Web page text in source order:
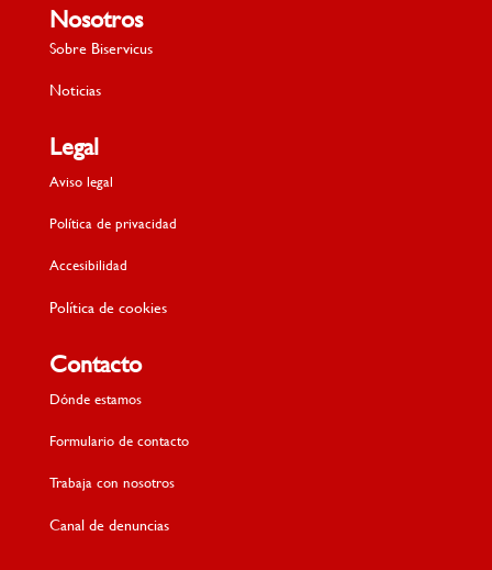
Nosotros
Sobre Biservicus
Noticias
Legal
Aviso legal
Política de privacidad
Accesibilidad
Política de cookies
Contacto
Dónde estamos
Formulario de contacto
Trabaja con nosotros
Canal de denuncias